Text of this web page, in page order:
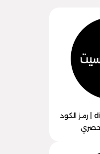
discount code voga | رمز الكود